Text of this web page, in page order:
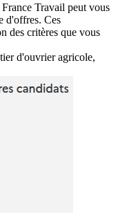
Travail peut vous
d'offres. Ces
des critères que vous
d'ouvrier agricole,